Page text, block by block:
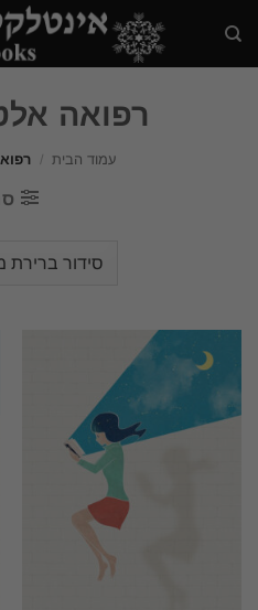
content
רפואה
עמוד הבית /